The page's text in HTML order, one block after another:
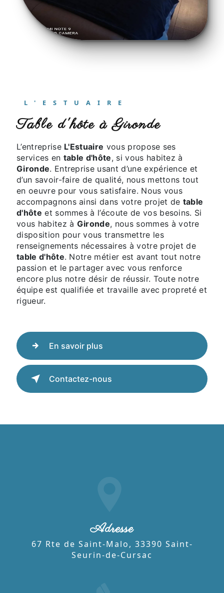
L'ESTUAIRE
table d'hôte à Gironde
L’entreprise L'Estuaire vous propose ses
services en table d'hôte, si vous habitez à
Gironde. Entreprise usant d’une expérience et
d’un savoir-faire de qualité, nous mettons tout
en oeuvre pour vous satisfaire. Nous vous
accompagnons ainsi dans votre projet de table
d'hôte et sommes à l’écoute de vos besoins. Si
vous habitez à Gironde, nous sommes à votre
disposition pour vous transmettre les
renseignements nécessaires à votre projet de
table d'hôte. Notre métier est avant tout notre
passion et le partager avec vous renforce
encore plus notre désir de réussir. Toute notre
équipe est qualifiée et travaille avec propreté et
rigueur.
En savoir plus
Contactez-nous
Adresse
67 Rte de Saint-Malo, 33390 Saint-
Seurin-de-Cursac